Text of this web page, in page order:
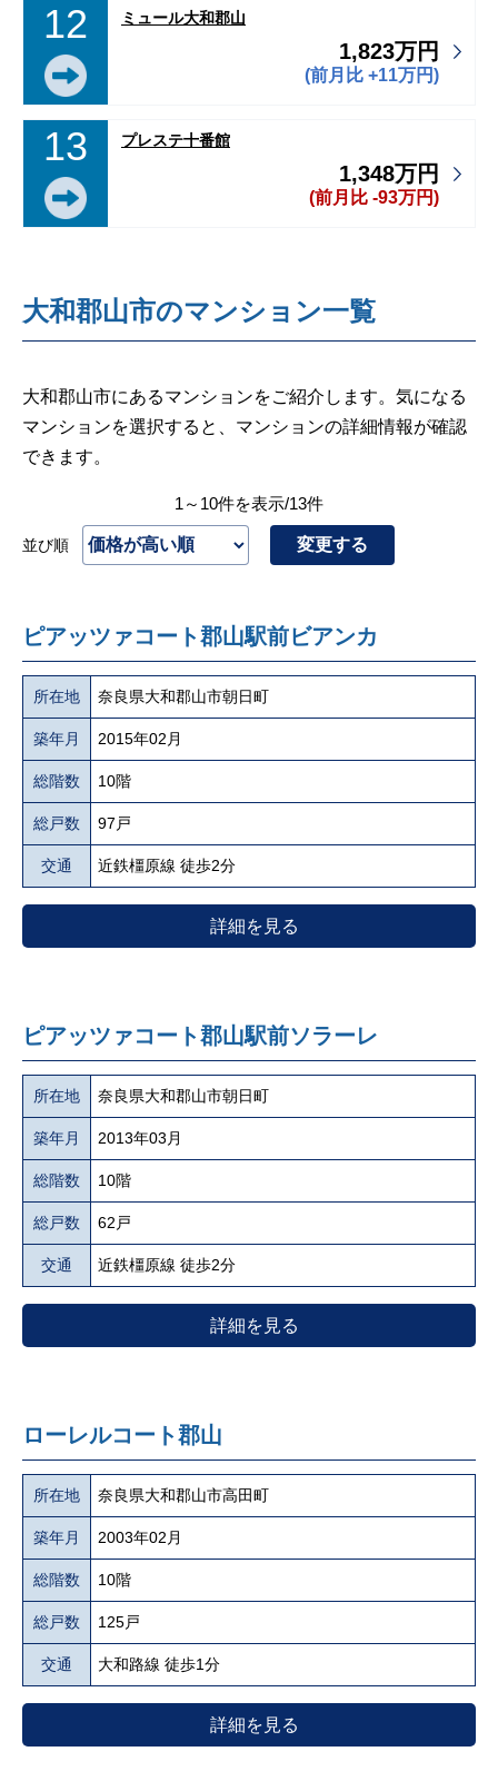
12 ミュール大和郡山
1,823万円
(前月比 +11万円)
13 プレステ十番館
1,348万円
(前月比 -93万円)
大和郡山市のマンション一覧
大和郡山市にあるマンションをご紹介します。気になる
マンションを選択すると、マンションの詳細情報が確認
できます。
1～10件を表示/13件
並び順 変更する
ピアッツァコート郡山駅前ビアンカ
所在地 奈良県大和郡山市朝日町
築年月 2015年02月
総階数 10階
総戸数 97戸
交通 近鉄橿原線 徒歩2分
詳細を見る
ピアッツァコート郡山駅前ソラーレ
所在地 奈良県大和郡山市朝日町
築年月 2013年03月
総階数 10階
総戸数 62戸
交通 近鉄橿原線 徒歩2分
詳細を見る
ローレルコート郡山
所在地 奈良県大和郡山市高田町
築年月 2003年02月
総階数 10階
総戸数 125戸
交通 大和路線 徒歩1分
詳細を見る